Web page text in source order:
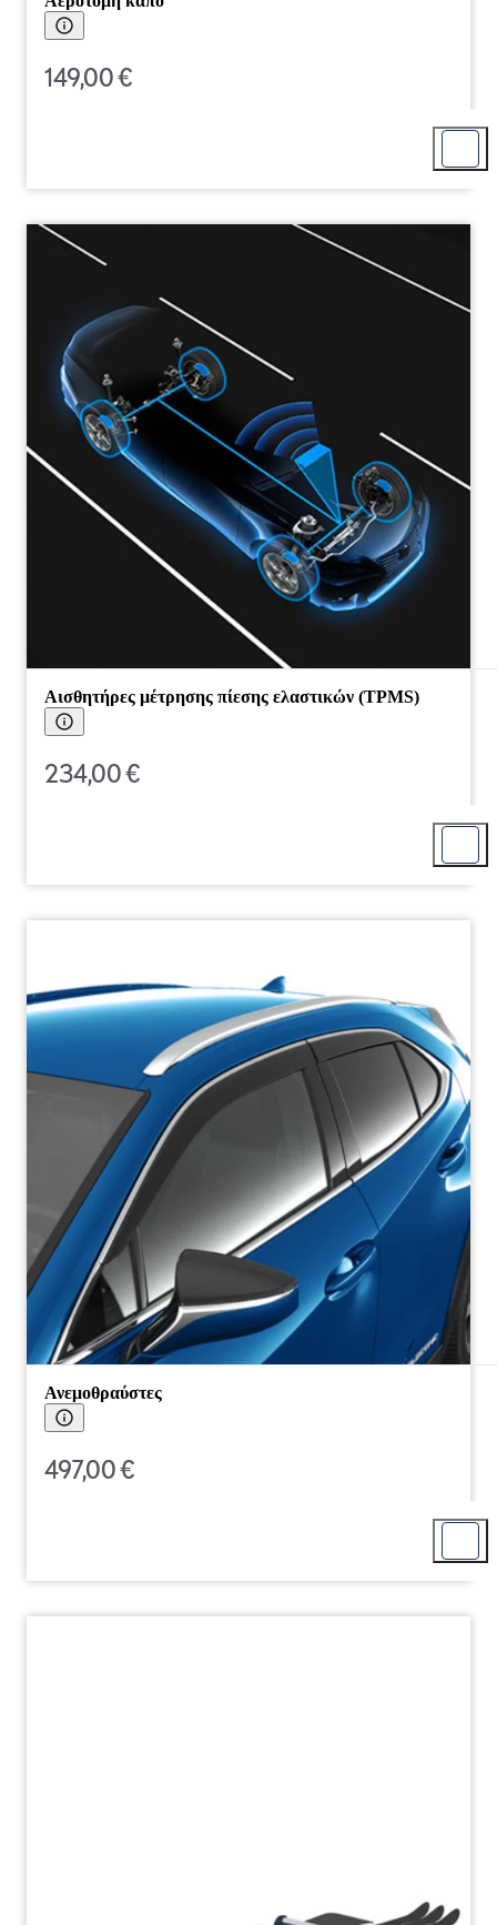
149,00 €
Αισθητήρες μέτρησης πίεσης ελαστικών (TPMS)
234,00 €
Ανεμοθραύστες
497,00 €